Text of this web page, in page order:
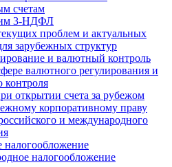
счетам
3-НДФЛ
проблем и актуальных
зарубежных структур
и валютный контроль
валютного регулирования и
контроля
открытии счета за рубежом
корпоративному праву
и международного
налогообложение
налогообложение